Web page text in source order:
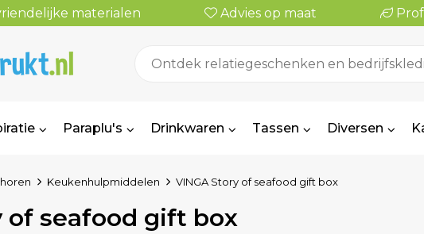
materialen Advies op maat
Paraplu's Drinkwaren Tassen Diversen
Keukenhulpmiddelen VINGA Story of seafood gift box
of seafood gift box